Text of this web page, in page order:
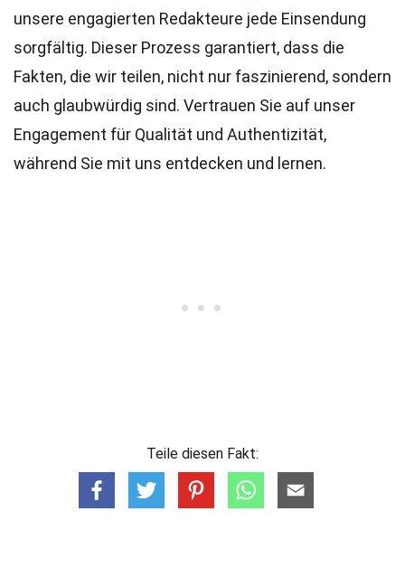
unsere engagierten Redakteure jede Einsendung
sorgfältig. Dieser Prozess garantiert, dass die
Fakten, die wir teilen, nicht nur faszinierend, sondern
auch glaubwürdig sind. Vertrauen Sie auf unser
Engagement für Qualität und Authentizität,
während Sie mit uns entdecken und lernen.
Teile diesen Fakt: